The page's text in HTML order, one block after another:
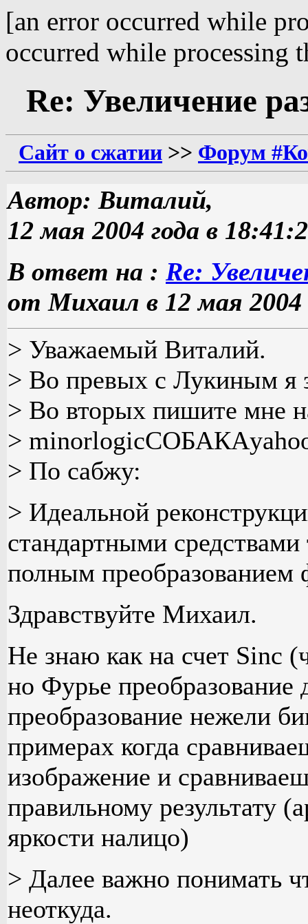
[an error occurred while
occurred while processing
Re: Увеличение
Сайт о сжатии >> Форум
Автор: Виталий,
12 мая 2004 года в
В ответ на : Re:
от Михаил в 12 мая 2004
> Уважаемый Виталий.
> Во превых с Лукиным я
> Во вторых пишите мне
>
> По сабжу:
> Идеальной
стандартными
полным
Здравствуйте Михаил.
Не знаю как на счет Sinc
но Фурье преобразование
преобразование нежели
примерах когда
изображение и
правильному результату
яркости налицо)
> Далее важно понимать
неоткуда.